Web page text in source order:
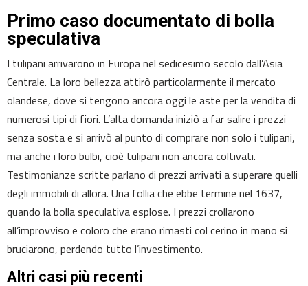
Primo caso documentato di bolla
speculativa
I tulipani arrivarono in Europa nel sedicesimo secolo dall’Asia
Centrale. La loro bellezza attirò particolarmente il mercato
olandese, dove si tengono ancora oggi le aste per la vendita di
numerosi tipi di fiori. L’alta domanda iniziò a far salire i prezzi
senza sosta e si arrivò al punto di comprare non solo i tulipani,
ma anche i loro bulbi, cioè tulipani non ancora coltivati.
Testimonianze scritte parlano di prezzi arrivati a superare quelli
degli immobili di allora. Una follia che ebbe termine nel 1637,
quando la bolla speculativa esplose. I prezzi crollarono
all’improvviso e coloro che erano rimasti col cerino in mano si
bruciarono, perdendo tutto l’investimento.
Altri casi più recenti